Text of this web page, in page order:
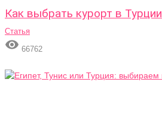
Как выбрать курорт в Турции
Статья
 66762